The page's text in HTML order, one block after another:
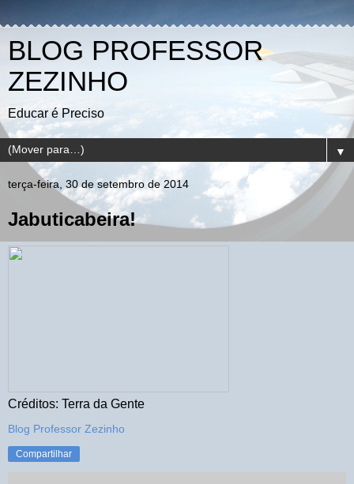
BLOG PROFESSOR
ZEZINHO
Educar é Preciso
▼
terça-feira, 30 de setembro de 2014
Jabuticabeira!
Créditos: Terra da Gente
Blog Professor Zezinho
Compartilhar